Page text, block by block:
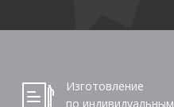
Изготовление
по индивидуальным